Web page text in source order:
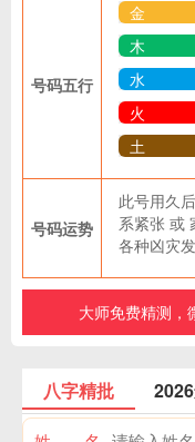
号码五行
金
木
水
火
土
号码运势
此号用久
系紧张 或
各种凶灾发
大师免费精测，
八字精批